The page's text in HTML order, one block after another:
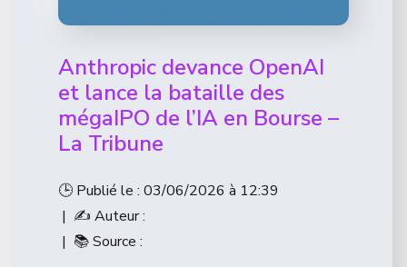
Anthropic devance OpenAI
et lance la bataille des
mégaIPO de l’IA en Bourse –
La Tribune
🕒 Publié le : 03/06/2026 à 12:39
| ✍️ Auteur :
| 📚 Source :